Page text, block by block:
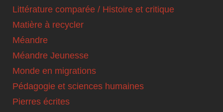
Littérature comparée / Histoire et critique
Matière à recycler
Méandre
Méandre Jeunesse
Monde en migrations
Pédagogie et sciences humaines
Pierres écrites